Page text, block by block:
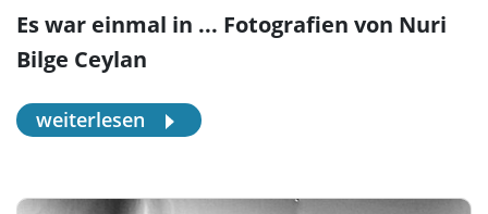
Es war einmal in ... Fotografien von Nuri
Bilge Ceylan
weiterlesen